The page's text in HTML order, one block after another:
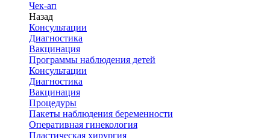
Чек-ап
Назад
Консультации
Диагностика
Вакцинация
Программы наблюдения детей
Консультации
Диагностика
Вакцинация
Процедуры
Пакеты наблюдения беременности
Оперативная гинекология
Пластическая хирургия